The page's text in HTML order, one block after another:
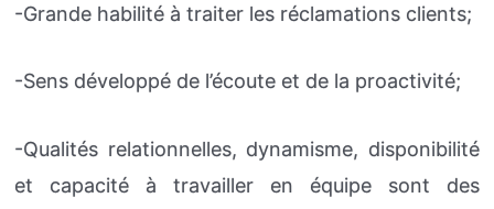
-Grande habilité à traiter les réclamations clients;
-Sens développé de l’écoute et de la proactivité;
-Qualités relationnelles, dynamisme, disponibilité
et capacité à travailler en équipe sont des